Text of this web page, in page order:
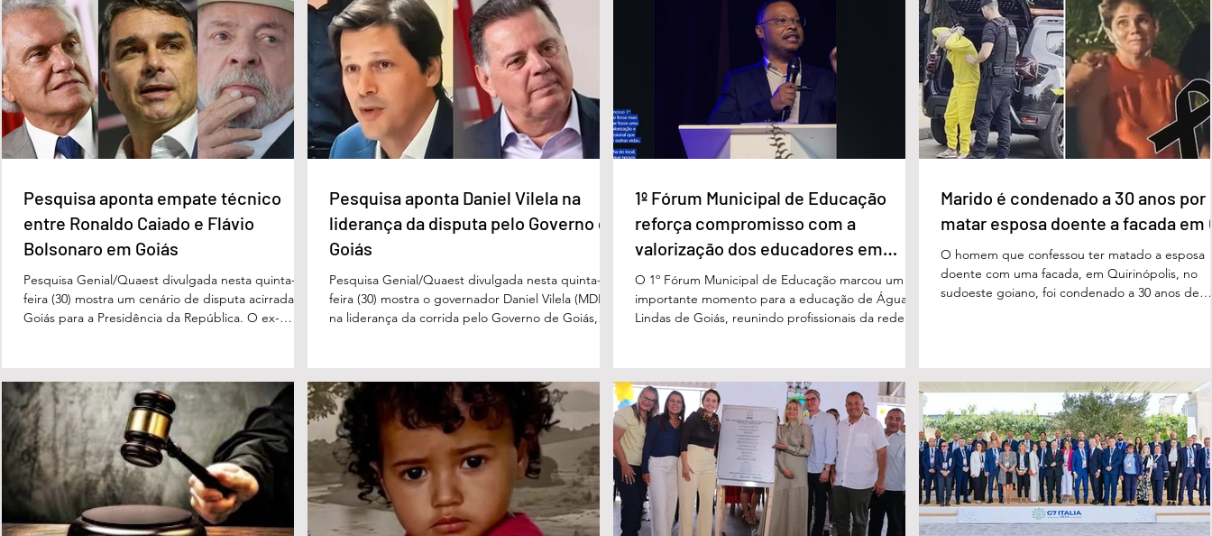
Deputados do MDB-DF
acionam direção nacional
após apoio de Wellington Luiz
a Celina Leão
Quem é o Jornalista Carlos
Peixoto, homenageado pela
CLDF no Dia da Imprensa
Câmara Legislativa do Distrito
Federal homenagea os
jornalistas no Dia da Imprensa
Pesquisa aponta empate técnico
entre Ronaldo Caiado e Flávio
Bolsonaro em Goiás
Pesquisa Genial/Quaest divulgada nesta quinta-
feira (30) mostra um cenário de disputa acirrada em
Goiás para a Presidência da República. O ex-
27%. Considerando a margem de erro de três
pontos percentuais, os dois estão em empate
técnico. Na terceira colocação está o presidente
Luiz Inácio Lula da Silva (PT), com 23% das
intenções de voto. Os
Pesquisa aponta Daniel Vilela na
liderança da disputa pelo Governo de
Goiás
Pesquisa Genial/Quaest divulgada nesta quinta-
feira (30) mostra o governador Daniel Vilela (MDB)
na liderança da corrida pelo Governo de Goiás,
turno, Daniel Vilela aparece com 37% das intenções
de voto, seguido pelo ex-governador Marconi
Perillo (PSDB), com 21%. Em seguida estão Wilder
Morais (PL), com 11%, Luis Cesar Bueno (PT), com
3%, e
1º Fórum Municipal de Educação
reforça compromisso com a
valorização dos educadores em
Águas Lindas
O 1º Fórum Municipal de Educação marcou um
importante momento para a educação de Águas
Lindas de Goiás, reunindo profissionais da rede
um papel fundamental na formação das futuras
gerações. Durante o evento, o secretário municipal
de Educação, Denildson Oliveira, destacou que o
fórum nasceu do desejo de oferecer aos
educadores muito mais do que um
Marido é condenado a 30 anos por
matar esposa doente a facada em
O homem que confessou ter matado a esposa
doente com uma facada, em Quirinópolis, no
sudoeste goiano, foi condenado a 30 anos de
Acidente Vascular Cerebral (AVC) e estava em
condição de fragilidade física. De acordo com o
processo, Cléria foi morta com um único golpe
faca no pescoço, enquanto estava no quarto
repousando, desferido pelo